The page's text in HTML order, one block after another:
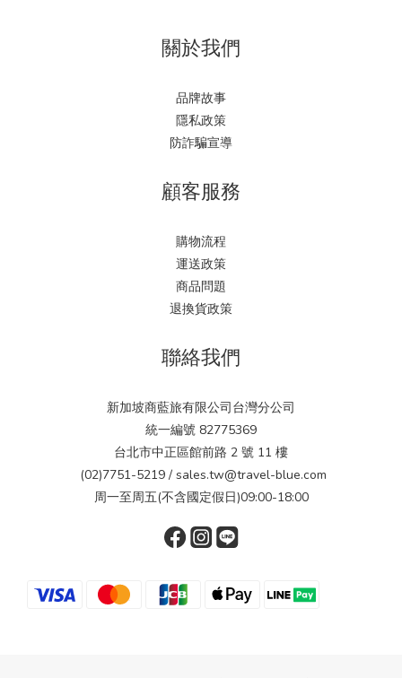
關於我們
品牌故事
隱私政策
防詐騙宣導
顧客服務
購物流程
運送政策
商品問題
退換貨政策
聯絡我們
新加坡商藍旅有限公司台灣分公司
統一編號 82775369
台北市中正區館前路 2 號 11 樓
(02)7751-5219 / sales.tw@travel-blue.com
周一至周五(不含國定假日)09:00-18:00